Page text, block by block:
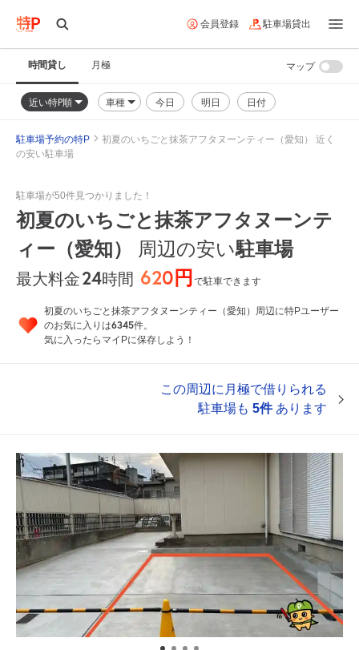
会員登録 駐車場貸出
時間貸し 月極
近い特P順 車種 今日 明日 日付
マップ
駐車場予約の特P
初夏のいちごと抹茶アフタヌーンティー（愛知） 近く
の安い駐車場
駐車場が50件見つかりました！
初夏のいちごと抹茶アフタヌーンテ
ィー（愛知）
周辺の安い駐車場
最大料金24時間 620円で駐車できます
初夏のいちごと抹茶アフタヌーンティー（愛知）周辺に特Pユーザー
のお気に入りは6345件。
気に入ったらマイPに保存しよう！
この周辺に月極で借りられる
駐車場も 5件あります